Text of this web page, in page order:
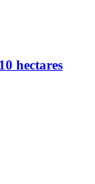
hectares